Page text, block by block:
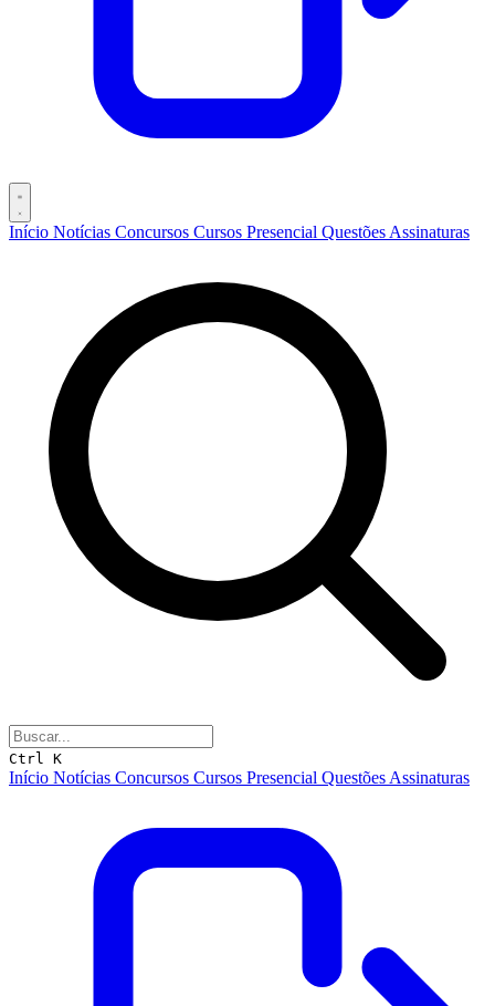
Início Notícias Concursos Cursos Presencial Questões Assinaturas
Ctrl K
Início Notícias Concursos Cursos Presencial Questões Assinaturas